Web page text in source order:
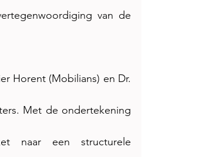
van de
Horent (Mobilians) en Dr.
Met de ondertekening
naar een structurele